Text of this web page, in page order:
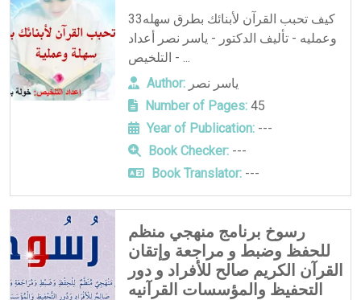
33كيف تحبب القرآن لأبنائك بطرق سهله
وعمليه - تأليف الدكتور - ياسر نصر أعداد
التلخيص - ...
Author: ياسر نصر
Number of Pages:45
Year of Publication:---
Book Checker:---
Book Translator:---
رسوخ برنامج منهجي منظم
للحفظ وضبط و مراجعة وإتقان
القرآن الكريم صالح للأفراد و دور
التحفيظ والمؤسسات القرآنيه